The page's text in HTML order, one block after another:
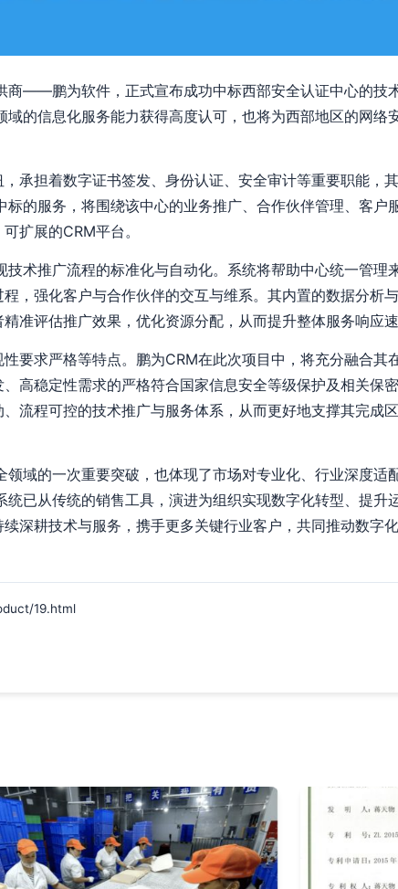
商——鹏为软件，正式宣布成功中标西部安全认证中心的技
的信息化服务能力获得高度认可，也将为西部地区的网络
承担着数字证书签发、身份认证、安全审计等重要职能，
的服务，将围绕该中心的业务推广、合作伙伴管理、客户
扩展的CRM平台。
术推广流程的标准化与自动化。系统将帮助中心统一管理
，强化客户与合作伙伴的交互与维系。其内置的数据分析
准评估推广效果，优化资源分配，从而提升整体服务响应速
要求严格等特点。鹏为CRM在此次项目中，将充分融合其
高稳定性需求的严格符合国家信息安全等级保护及相关保
流程可控的技术推广与服务体系，从而更好地支撑其完成
域的一次重要突破，也体现了市场对专业化、行业深度适
已从传统的销售工具，演进为组织实现数字化转型、提升
深耕技术与服务，携手更多关键行业客户，共同推动数字
19.html